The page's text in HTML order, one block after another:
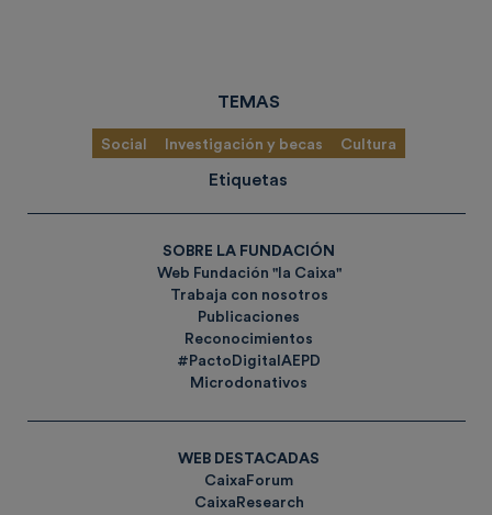
TEMAS
Social Investigación y becas Cultura
Etiquetas
SOBRE LA FUNDACIÓN
Web Fundación "la Caixa"
Trabaja con nosotros
Publicaciones
Reconocimientos
#PactoDigitalAEPD
Microdonativos
WEB DESTACADAS
CaixaForum
CaixaResearch